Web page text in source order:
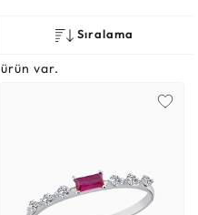
Sıralama
ürün var.